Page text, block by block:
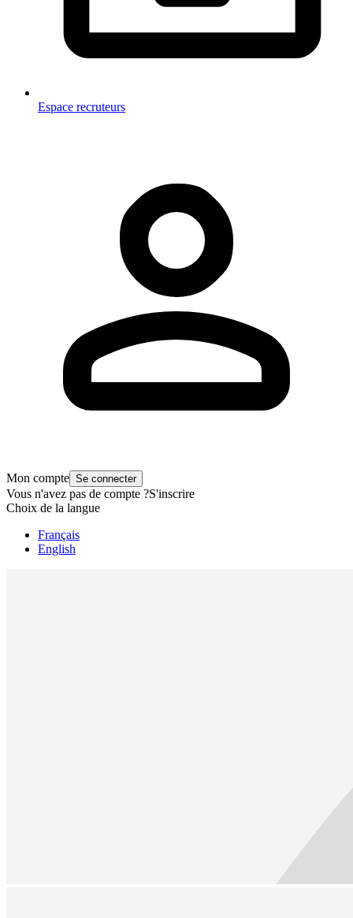
Espace recruteurs
Mon compte Se connecter
Vous n'avez pas de compte ?S'inscrire
Choix de la langue
Français
English